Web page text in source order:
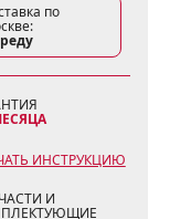
по
ИНСТРУКЦИЮ
И